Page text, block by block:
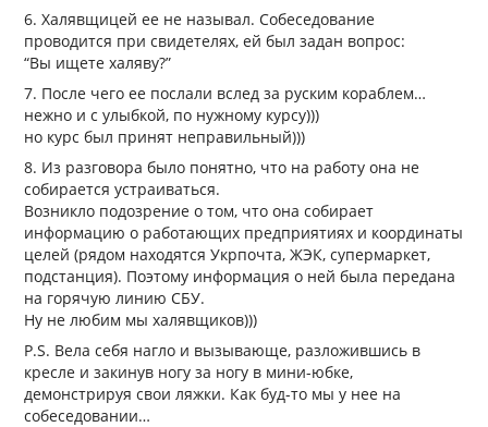
6. Халявщицей ее не называл. Собеседование
проводится при свидетелях, ей был задан вопрос:
“Вы ищете халяву?”
7. После чего ее послали вслед за руским кораблем…
нежно и с улыбкой, по нужному курсу)))
но курс был принят неправильный)))
8. Из разговора было понятно, что на работу она не
собирается устраиваться.
Возникло подозрение о том, что она собирает
информацию о работающих предприятиях и координаты
целей (рядом находятся Укрпочта, ЖЭК, супермаркет,
подстанция). Поэтому информация о ней была передана
на горячую линию СБУ.
Ну не любим мы халявщиков)))
P.S. Вела себя нагло и вызывающе, разложившись в
кресле и закинув ногу за ногу в мини-юбке,
демонстрируя свои ляжки. Как буд-то мы у нее на
собеседовании…